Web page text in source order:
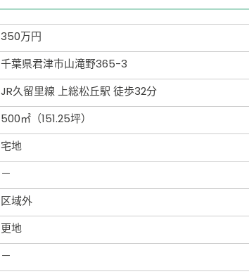
350万円
千葉県君津市山滝野365-3
JR久留里線 上総松丘駅 徒歩32分
500㎡（151.25坪）
宅地
－
区域外
更地
－